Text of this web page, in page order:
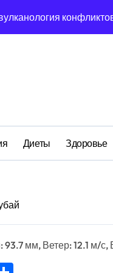
аксиология
метеорология
Диеты Здоровье
мм, Ветер: 12.1 м/с,